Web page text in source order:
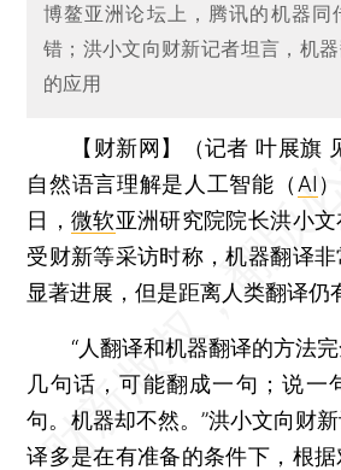
博鳌亚洲论坛上，腾讯的机器同
错；洪小文向财新记者坦言，机
的应用
【财新网】（记者 叶展旗
自然语言理解是人工智能（ AI
日，微软亚洲研究院院长洪小
受财新等采访时称，机器翻译
显著进展，但是距离人类翻译仍
“人翻译和机器翻译的方法完
几句话，可能翻成一句；说一
句。机器却不然。”洪小文向财
译多是在有准备的条件下，根